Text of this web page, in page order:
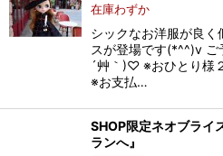
在庫わずか
シックなお洋服が良く
スが登場です(*^^)v ご
´艸｀)♡ ※おひとり様
※お支払…
SHOP限定ネオブライ
ランへ』